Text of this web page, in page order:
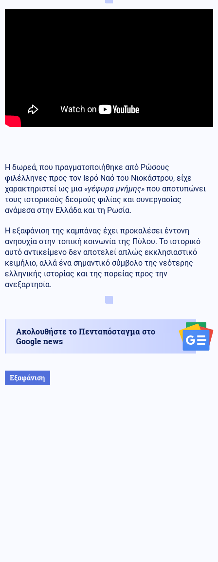
Η δωρεά, που πραγματοποιήθηκε από Ρώσους
φιλέλληνες προς τον Ιερό Ναό του Νιοκάστρου, είχε
χαρακτηριστεί ως μια «γέφυρα μνήμης» που αποτυπώνει
τους ιστορικούς δεσμούς φιλίας και συνεργασίας
ανάμεσα στην Ελλάδα και τη Ρωσία.
Η εξαφάνιση της καμπάνας έχει προκαλέσει έντονη
ανησυχία στην τοπική κοινωνία της Πύλου. Το ιστορικό
αυτό αντικείμενο δεν αποτελεί απλώς εκκλησιαστικό
κειμήλιο, αλλά ένα σημαντικό σύμβολο της νεότερης
ελληνικής ιστορίας και της πορείας προς την
ανεξαρτησία.
Ακολουθήστε το Πενταπόσταγμα στο
Google news
Εξαφάνιση